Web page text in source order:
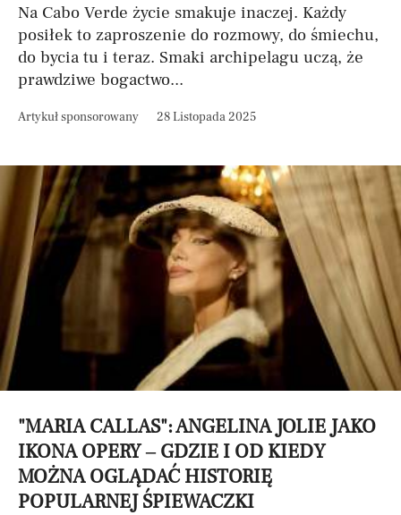
Na Cabo Verde życie smakuje inaczej. Każdy
posiłek to zaproszenie do rozmowy, do śmiechu,
do bycia tu i teraz. Smaki archipelagu uczą, że
prawdziwe bogactwo...
Artykuł sponsorowany 28 Listopada 2025
"MARIA CALLAS": ANGELINA JOLIE JAKO
IKONA OPERY – GDZIE I OD KIEDY
MOŻNA OGLĄDAĆ HISTORIĘ
POPULARNEJ ŚPIEWACZKI